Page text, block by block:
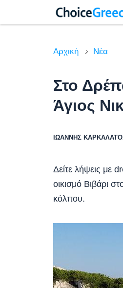
Αρχική Νέα
Στο
Άγιος
ΙΩΆΝΝΗΣ
Δείτε λήψεις με
οικισμό Βιβάρι
κόλπου.